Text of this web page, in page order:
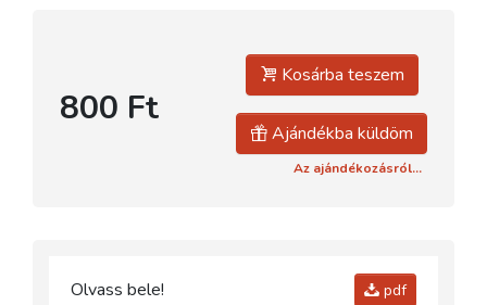
800 Ft
Kosárba teszem
Ajándékba küldöm
Az ajándékozásról...
Olvass bele! pdf